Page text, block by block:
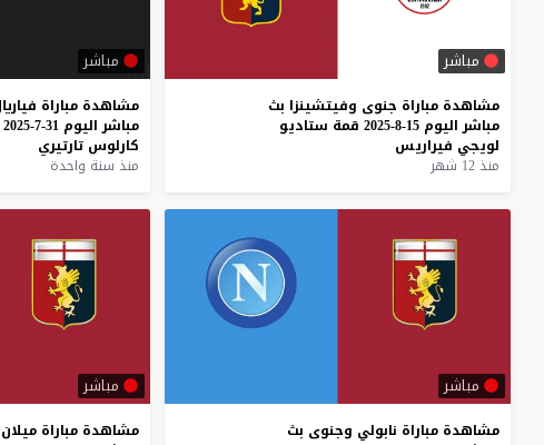
مباشر
مشاهدة مباراة جنوى وفيتشينزا بث
مباشر اليوم 15-8-2025 قمة ستاديو
لويجي فيراريس
منذ 12 شهر
مباشر
مشاهدة مباراة
مباشر اليوم 31-7-2025
كارلوس تارتيري
منذ سنة واحدة
مباشر
مشاهدة مباراة نابولي وجنوى بث
مباشر
مشاهدة مباراة ميلان